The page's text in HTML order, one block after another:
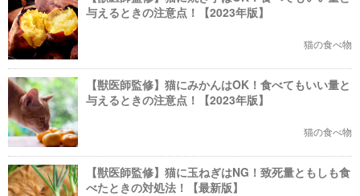
与えるときの注意点！【2023年版】
猫の食べ物
【獣医師監修】猫にみかんはOK！食べてもいい量と
与えるときの注意点！【2023年版】
猫の食べ物
【獣医師監修】猫に玉ねぎはNG！致死量ともしも食
べたときの対処法！【最新版】